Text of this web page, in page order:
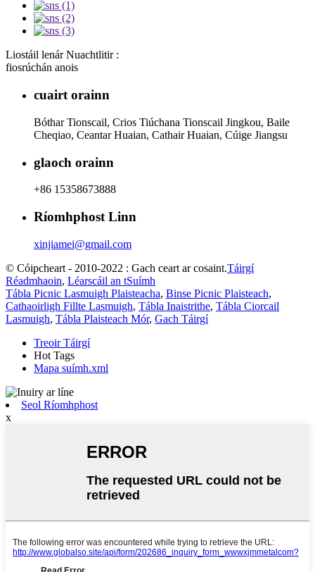
Liostáil lenár Nuachtlitir :
fiosrúchán anois
cuairt orainn
Bóthar Tionscail, Crios Tiúchana Tionscail Jingkou, Baile
Cheqiao, Ceantar Huaian, Cathair Huaian, Cúige Jiangsu
glaoch orainn
+86 15358673888
Ríomhphost Linn
xinjiamei@gmail.com
© Cóipcheart - 2010-2022 : Gach ceart ar cosaint.Táirgí
Réadmhaoin, Léarscáil an tSuímh
Tábla Picnic Lasmuigh Plaisteacha, Binse Picnic Plaisteach,
Cathaoirligh Fillte Lasmuigh, Tábla Inaistrithe, Tábla Ciorcail
Lasmuigh, Tábla Plaisteach Mór, Gach Táirgí
Treoir Táirgí
Hot Tags
Mapa suímh.xml
Seol Ríomhphost
x